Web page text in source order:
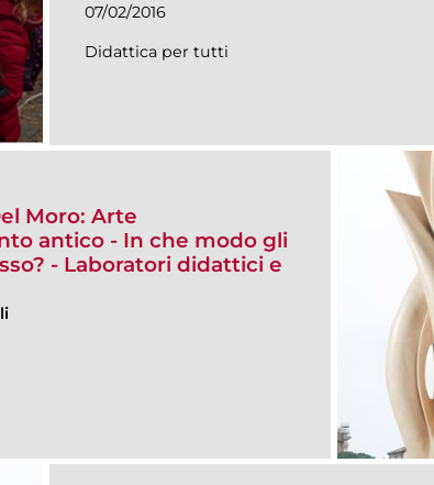
07/02/2016
Didattica per tutti
Moro: Arte
antico - In che modo gli
- Laboratori didattici e